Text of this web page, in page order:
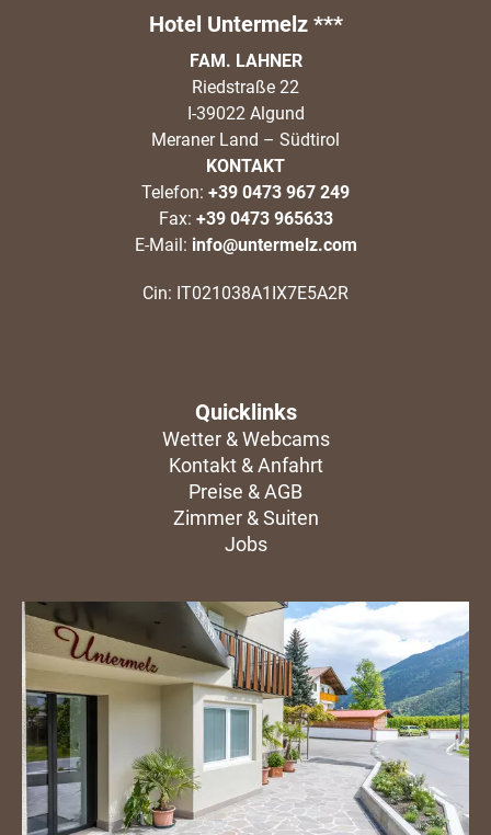
Hotel Untermelz ***
FAM. LAHNER
Riedstraße 22
I-39022 Algund
Meraner Land – Südtirol
KONTAKT
Telefon: +39 0473 967 249
Fax: +39 0473 965633
E-Mail: info@untermelz.com
Cin: IT021038A1IX7E5A2R
Quicklinks
Wetter & Webcams
Kontakt & Anfahrt
Preise & AGB
Zimmer & Suiten
Jobs